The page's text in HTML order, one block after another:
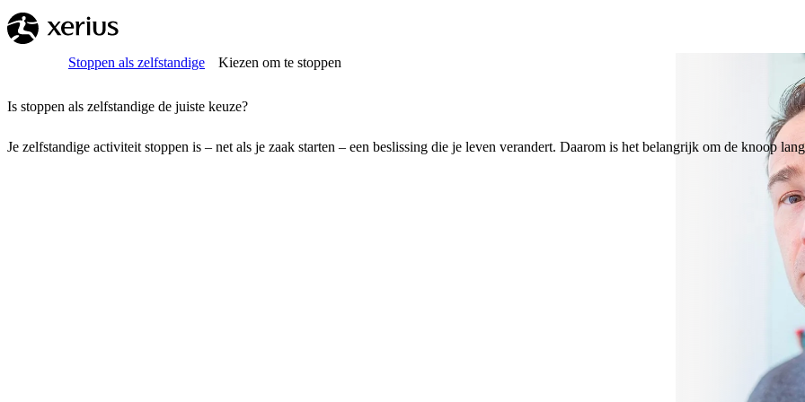
Overslaan naar de hoofdinhoud
Breadcrumb
HomeStoppen als zelfstandige Kiezen om te stoppen
Is stoppen als zelfstandige de juiste keuze?
Je zelfstandige activiteit stoppen is – net als je zaak starten – een beslissing die je leven verandert. Daarom is het belangrijk om de knoop